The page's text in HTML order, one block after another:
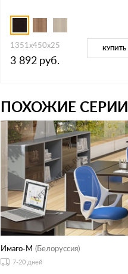
1351х450х25
3 892 руб.
КУПИТЬ
ПОХОЖИЕ СЕРИИ
Имаго-М (Белоруссия)
7-20 дней